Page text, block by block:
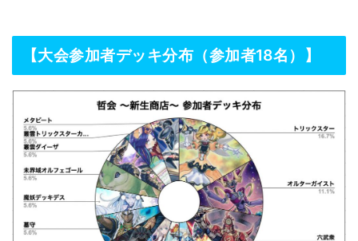
【大会参加者デッキ分布（参加者18名）】